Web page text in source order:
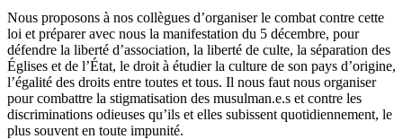
Nous proposons à nos collègues d’organiser le combat contre cette
loi et préparer avec nous la manifestation du 5 décembre, pour
défendre la liberté d’association, la liberté de culte, la séparation des
Églises et de l’État, le droit à étudier la culture de son pays d’origine,
l’égalité des droits entre toutes et tous. Il nous faut nous organiser
pour combattre la stigmatisation des musulman.e.s et contre les
discriminations odieuses qu’ils et elles subissent quotidiennement, le
plus souvent en toute impunité.